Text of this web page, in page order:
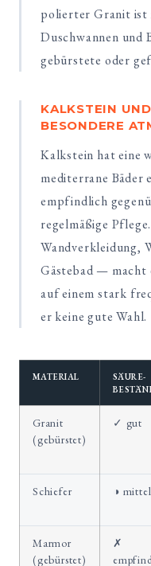
polierter Granit
Duschwannen und
gebürstete oder
KALKSTEIN
BESONDERE
Kalkstein hat eine
mediterrane Bäder
empfindlich
regelmäßige
Wandverkleidung,
Gästebad — macht
auf einem stark
er keine gute Wahl.
MATERIAL
SÄURE­
Granit
(gebürstet)
✓ gut
Schiefer ◑ mittel
Marmor
(gebürstet)
✗